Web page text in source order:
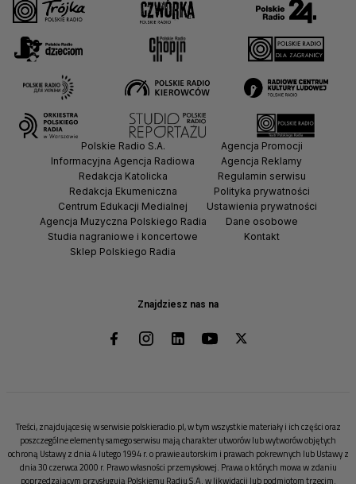
Znajdziesz nas na
Polskie Radio S.A.
Informacyjna Agencja Radiowa
Redakcja Katolicka
Redakcja Ekumeniczna
Centrum Edukacji Medialnej
Agencja Muzyczna Polskiego Radia
Studia nagraniowe i koncertowe
Sklep Polskiego Radia
Agencja Promocji
Agencja Reklamy
Regulamin serwisu
Polityka prywatności
Ustawienia prywatności
Dane osobowe
Kontakt
Treści, znajdujące się w serwisie polskieradio.pl, w tym wszystkie materiały i ich części oraz
poszczególne elementy samego serwisu mają charakter utworów lub wytworów objętych
ochroną Ustawy z dnia 4 lutego 1994 r. o prawie autorskim i prawach pokrewnych lub Ustawy z
dnia 30 czerwca 2000 r. Prawo własności przemysłowej. Prawa o których mowa w zdaniu
poprzedzającym przysługują Polskiemu Radiu S.A. w likwidacji lub podmiotom trzecim.